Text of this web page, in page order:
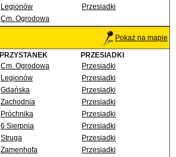
Legionów
Przesiadki
Cm. Ogrodowa
Pokaż na mapie
PRZYSTANEK
PRZESIADKI
Cm. Ogrodowa
Przesiadki
Legionów
Przesiadki
Gdańska
Przesiadki
Zachodnia
Przesiadki
Próchnika
Przesiadki
6 Sierpnia
Przesiadki
Struga
Przesiadki
Zamenhofa Przesiadki